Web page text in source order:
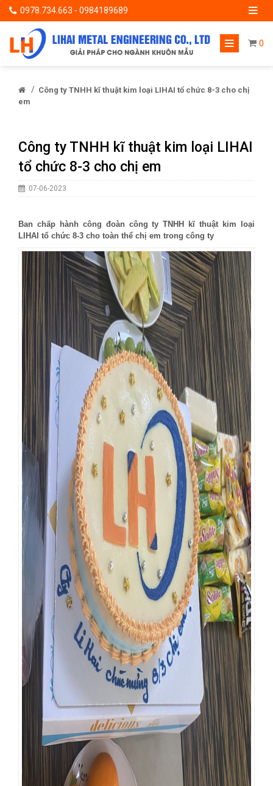
0978.734.663 - 0984189689
0
/ Công ty TNHH kĩ thuật kim loại LIHAI tổ chức 8-3 cho chị
em
Công ty TNHH kĩ thuật kim loại LIHAI
tổ chức 8-3 cho chị em
07-06-2023
Ban chấp hành công đoàn công ty TNHH kĩ thuật kim loại
LIHAI tổ chức 8-3 cho toàn thể chị em trong công ty